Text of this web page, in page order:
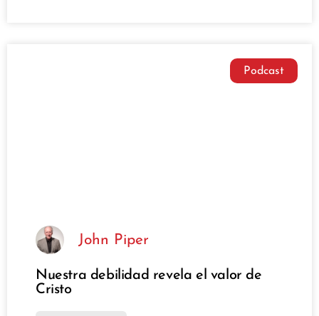
Podcast
John Piper
Nuestra debilidad revela el valor de
Cristo